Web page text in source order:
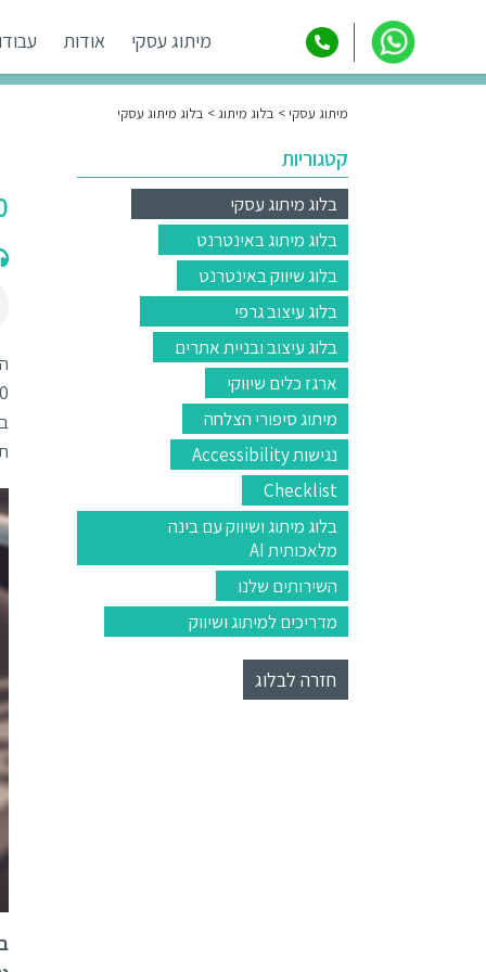
מיתוג עסקי אודות
מיתוג עסקי בלוג מיתוג בלוג מיתוג עסקי
קטגוריות
בלוג מיתוג עסקי
בלוג מיתוג באינטרנט
בלוג שיווק באינטרנט
בלוג עיצוב גרפי
בלוג עיצוב ובניית אתרים
ארגז כלים שיווקי
מיתוג סיפורי הצלחה
נגישות Accessibility
Checklist
בלוג מיתוג ושיווק עם בינה
מלאכותית AI
השירותים שלנו
מדריכים למיתוג ושיווק
חזרה לבלוג